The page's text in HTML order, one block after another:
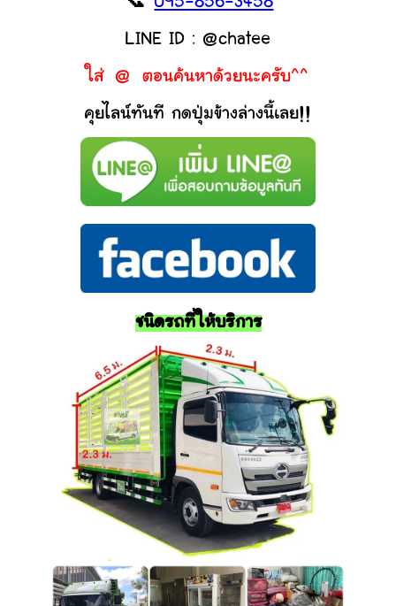
LINE ID : @chatee
ใส่ @ ตอนค้นหาด้วยนะครับ^^
คุยไลน์ทันที กดปุ่มข้างล่างนี้เลย!!
ชนิดรถที่ให้บริการ